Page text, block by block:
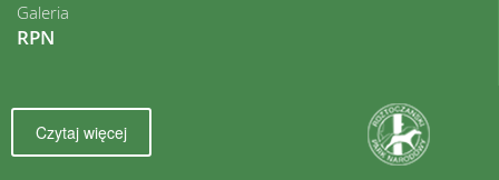
Galeria
RPN
Czytaj więcej